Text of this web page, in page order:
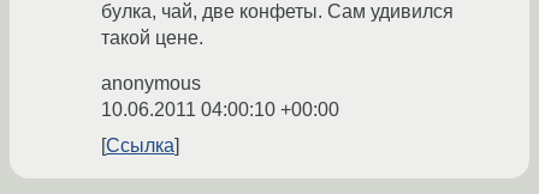
булка, чай, две конфеты. Сам удивился
такой цене.
anonymous
10.06.2011 04:00:10 +00:00
Ссылка